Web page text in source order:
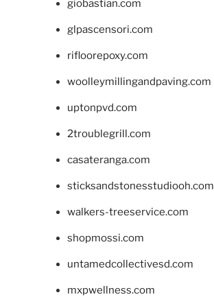
giobastian.com
glpascensori.com
rifloorepoxy.com
woolleymillingandpaving.com
uptonpvd.com
2troublegrill.com
casateranga.com
sticksandstonesstudiooh.com
walkers-treeservice.com
shopmossi.com
untamedcollectivesd.com
mxpwellness.com